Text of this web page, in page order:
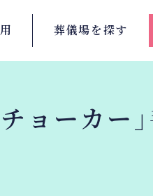
葬儀場を探す
ョーカー